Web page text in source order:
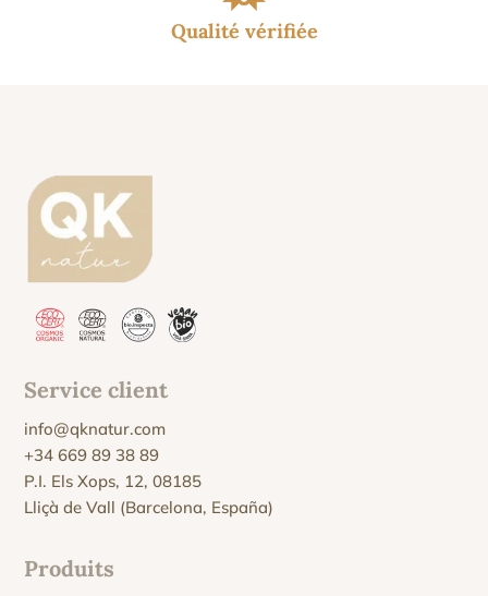
Qualité vérifiée
Service client
info@qknatur.com
+34 669 89 38 89
P.I. Els Xops, 12, 08185
Lliçà de Vall (Barcelona, España)
Produits